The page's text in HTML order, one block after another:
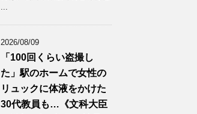
...
2026/08/09
「100回くらい盗撮し
た」駅のホームで女性の
リュックに体液をかけた
30代教員も…《文科大臣